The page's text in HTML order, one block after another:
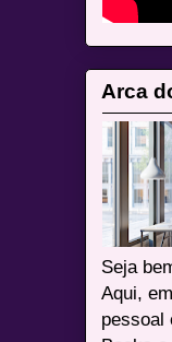
Arca
Seja
Aqui,
pessoal